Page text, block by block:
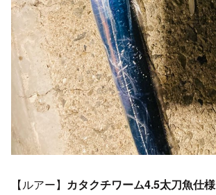
【ルアー】 カタクチワーム4.5太刀魚仕様